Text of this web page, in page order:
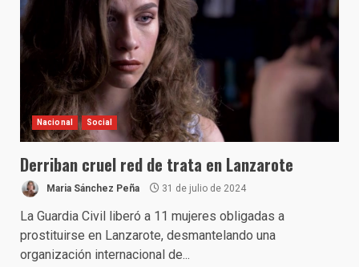
Nacional Social
Derriban cruel red de trata en Lanzarote
Maria Sánchez Peña 31 de julio de 2024
La Guardia Civil liberó a 11 mujeres obligadas a
prostituirse en Lanzarote, desmantelando una
organización internacional de...